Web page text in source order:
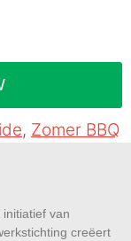
, Zomer BBQ
van
creëert